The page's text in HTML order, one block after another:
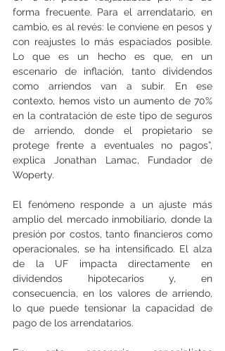
forma frecuente. Para el arrendatario, en
cambio, es al revés: le conviene en pesos y
con reajustes lo más espaciados posible.
Lo que es un hecho es que, en un
escenario de inflación, tanto dividendos
como arriendos van a subir. En ese
contexto, hemos visto un aumento de 70%
en la contratación de este tipo de seguros
de arriendo, donde el propietario se
protege frente a eventuales no pagos”,
explica Jonathan Lamac, Fundador de
Woperty.
El fenómeno responde a un ajuste más
amplio del mercado inmobiliario, donde la
presión por costos, tanto financieros como
operacionales, se ha intensificado. El alza
de la UF impacta directamente en
dividendos hipotecarios y, en
consecuencia, en los valores de arriendo,
lo que puede tensionar la capacidad de
pago de los arrendatarios.